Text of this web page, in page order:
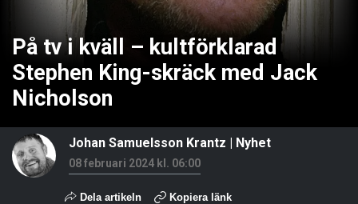
På tv i kväll – kultförklarad
Stephen King-skräck med Jack
Nicholson
Johan Samuelsson Krantz | Nyhet
08 februari 2024 kl. 06:00
Dela artikeln Kopiera länk